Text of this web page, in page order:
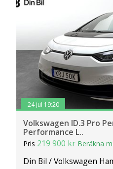
klickar du på Anpassa. Du
inställningar för cookies.
24 jul 19:20
Volkswagen ID.3 Pro
Performance L..
Pris 219 900 kr Beräkna
Din Bil / Volkswagen